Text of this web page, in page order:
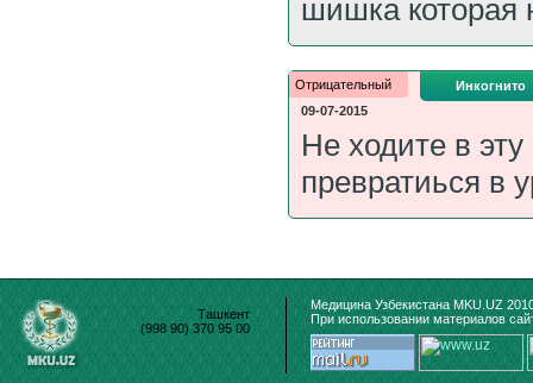
шишка которая
Отрицательный
09-07-2015
Инкогнито
Не ходите в
превратиься в
Ташкент
(998 90) 370 95 00
Медицина Узбекистана MKU.UZ
При использовании материалов